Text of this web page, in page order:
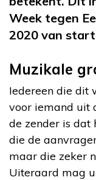
Week tegen
2020 van
Muzikale
Iedereen die dit
voor iemand uit
de zender is dat
die de
maar die zeker
Uiteraard mag